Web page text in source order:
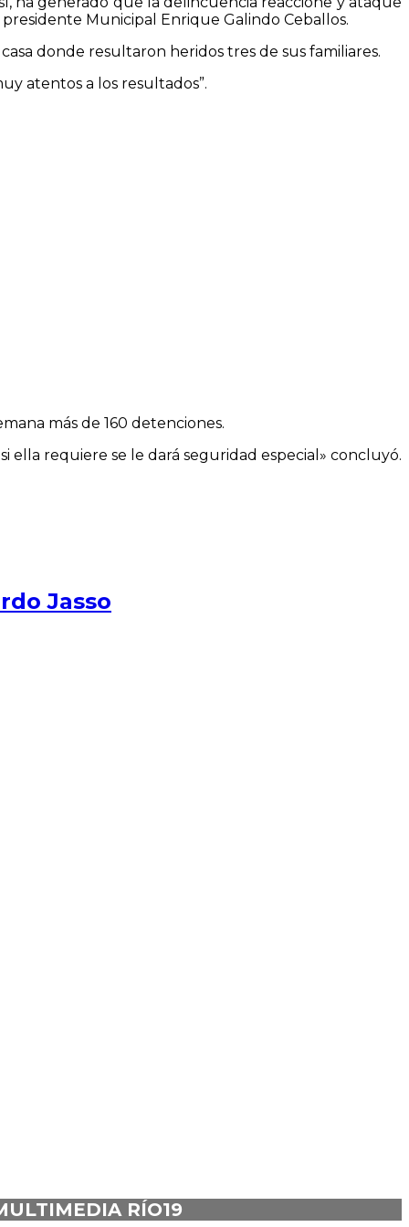
Municipal Enrique Galindo Ceballos.
donde resultaron heridos tres de sus familiares.
atentos a los resultados”.
más de 160 detenciones.
ella requiere se le dará seguridad especial» concluyó.
Jasso
RÍO19